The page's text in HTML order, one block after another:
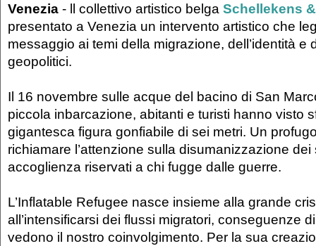
Venezia - ll collettivo artistico belga Schellekens
presentato a Venezia un intervento artistico che
messaggio ai temi della migrazione, dell’identità e
geopolitici.
Il 16 novembre sulle acque del bacino di San
piccola inbarcazione, abitanti e turisti hanno visto
gigantesca figura gonfiabile di sei metri. Un
richiamare l’attenzione sulla disumanizzazione dei
accoglienza riservati a chi fugge dalle guerre.
L’Inflatable Refugee nasce insieme alla grande
all’intensificarsi dei flussi migratori, conseguenze
vedono il nostro coinvolgimento. Per la sua